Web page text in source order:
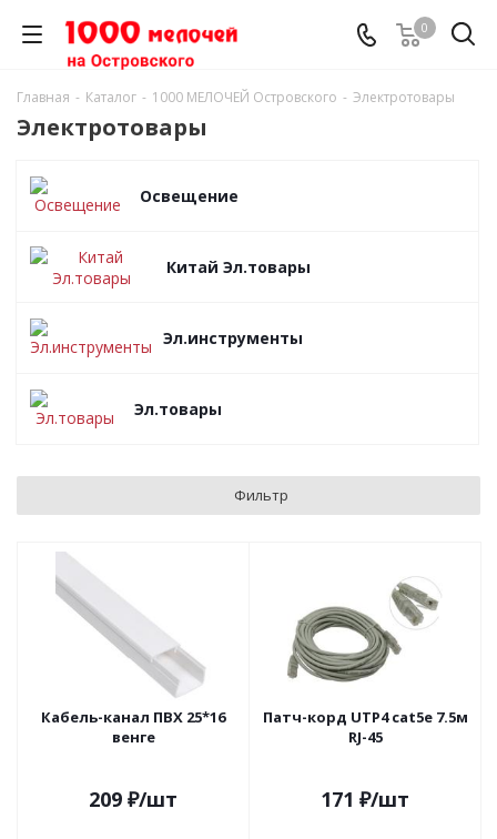
0
Главная - Каталог - 1000 МЕЛОЧЕЙ Островского - Электротовары
Электротовары
Освещение
Китай Эл.товары
Эл.инструменты
Эл.товары
Фильтр
Кабель-канал ПВХ 25*16
венге
209 ₽/шт
Патч-корд UTP4 cat5е 7.5м
RJ-45
171 ₽/шт